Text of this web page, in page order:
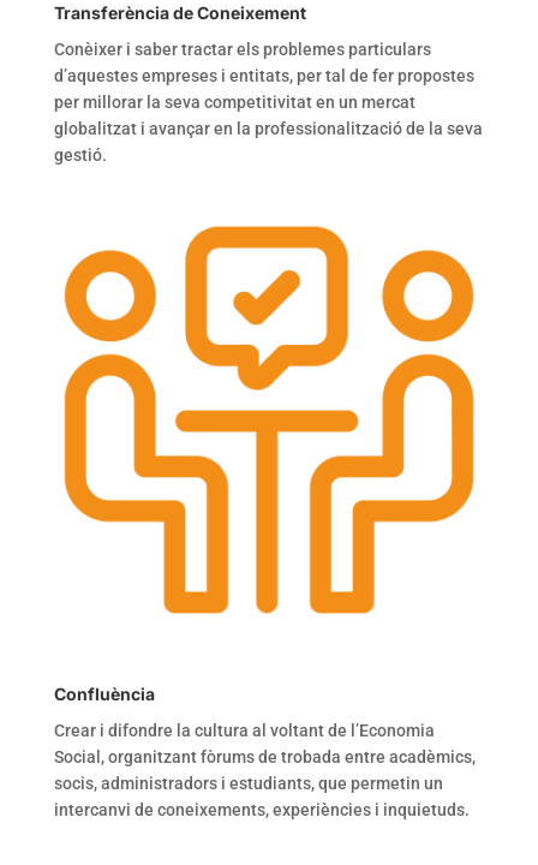
Transferència de Coneixement
Conèixer i saber tractar els problemes particulars
d’aquestes empreses i entitats, per tal de fer propostes
per millorar la seva competitivitat en un mercat
globalitzat i avançar en la professionalització de la seva
gestió.
Confluència
Crear i difondre la cultura al voltant de l’Economia
Social, organitzant fòrums de trobada entre acadèmics,
socis, administradors i estudiants, que permetin un
intercanvi de coneixements, experiències i inquietuds.